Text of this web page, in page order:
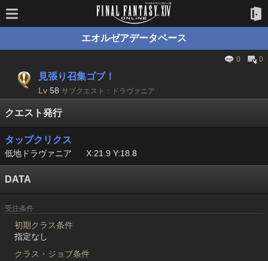
エオルゼアデータベース
0 0
見張り召集ゴブ！
Lv 58 サブクエスト：ドラヴァニア
クエスト発行
タップクリクス
低地ドラヴァニア X:21.9 Y:18.8
DATA
受注条件
初期クラス条件
指定なし
クラス・ジョブ条件